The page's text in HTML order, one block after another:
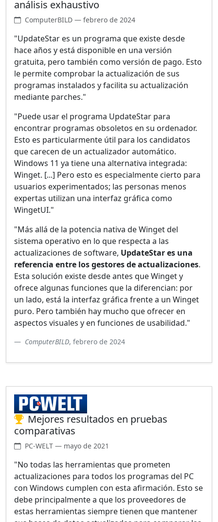
análisis exhaustivo
ComputerBILD — febrero de 2024
"UpdateStar es un programa que existe desde
hace años y está disponible en una versión
gratuita, pero también como versión de pago. Esto
le permite comprobar la actualización de sus
programas instalados y facilita su actualización
mediante parches."
"Puede usar el programa UpdateStar para
encontrar programas obsoletos en su ordenador.
Esto es particularmente útil para los candidatos
que carecen de un actualizador automático.
Windows 11 ya tiene una alternativa integrada:
Winget. [...] Pero esto es especialmente cierto para
usuarios experimentados; las personas menos
expertas utilizan una interfaz gráfica como
WingetUI."
"Más allá de la potencia nativa de Winget del
sistema operativo en lo que respecta a las
actualizaciones de software, UpdateStar es una
referencia entre los gestores de actualizaciones.
Esta solución existe desde antes que Winget y
ofrece algunas funciones que la diferencian: por
un lado, está la interfaz gráfica frente a un Winget
puro. Pero también hay mucho que ofrecer en
aspectos visuales y en funciones de usabilidad."
ComputerBILD, febrero de 2024
Mejores resultados en pruebas
comparativas
PC-WELT — mayo de 2021
"No todas las herramientas que prometen
actualizaciones para todos los programas del PC
con Windows cumplen con esta afirmación. Esto se
debe principalmente a que los proveedores de
estas herramientas siempre tienen que mantener